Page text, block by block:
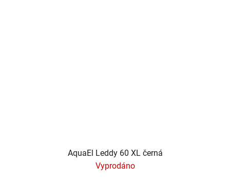
AquaEl Leddy 60 XL černá
Vyprodáno